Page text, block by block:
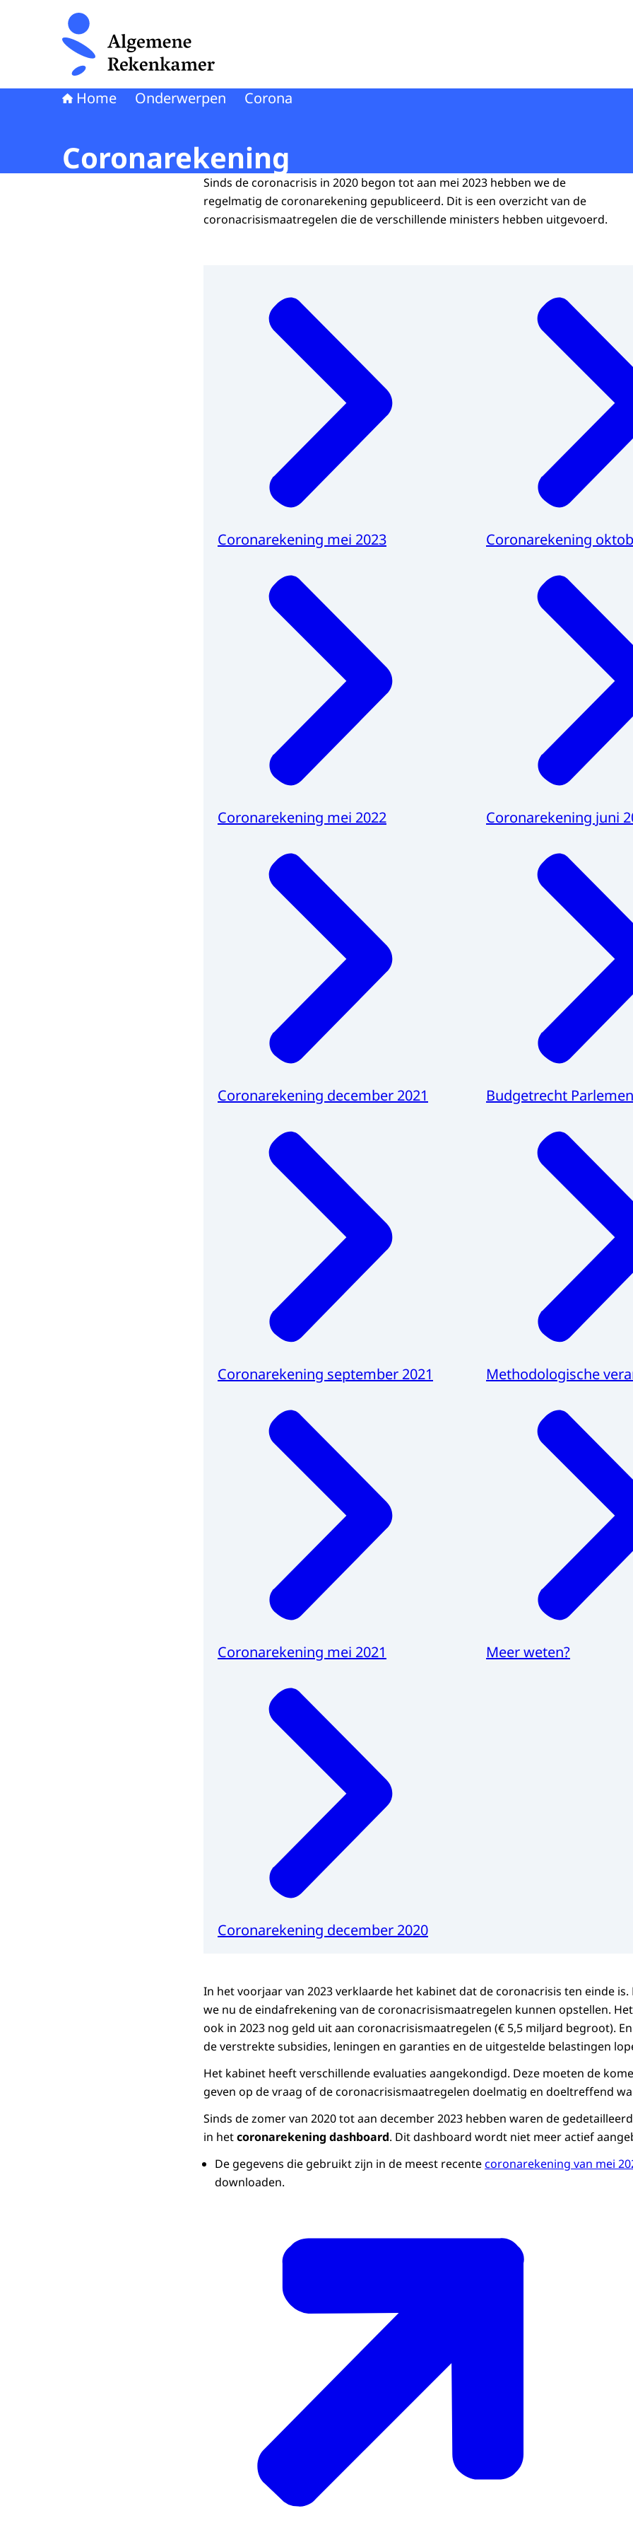
Naar de homepage van Algemene Rekenkamer
Home Onderwerpen Corona
Coronarekening
Sinds de coronacrisis in 2020 begon tot aan mei 2023 hebben we de
regelmatig de coronarekening gepubliceerd. Dit is een overzicht van de
coronacrisismaatregelen die de verschillende ministers hebben uitgevoerd.
Coronarekening mei 2023
Coronarekening mei 2022
Coronarekening december 2021
Coronarekening september 2021
Coronarekening mei 2021
Coronarekening december 2020
Coronarekening
Coronarekening juni
Budgetrecht
Methodologische
Meer weten?
In het voorjaar van 2023 verklaarde het kabinet dat de coronacrisis ten einde
we nu de eindafrekening van de coronacrisismaatregelen kunnen opstellen.
ook in 2023 nog geld uit aan coronacrisismaatregelen (€ 5,5 miljard begroot).
de verstrekte subsidies, leningen en garanties en de uitgestelde belastingen
Het kabinet heeft verschillende evaluaties aangekondigd. Deze moeten de
geven op de vraag of de coronacrisismaatregelen doelmatig en doeltreffend
Sinds de zomer van 2020 tot aan december 2023 hebben waren de
in hetcoronarekening dashboard. Dit dashboard wordt niet meer actief
De gegevens die gebruikt zijn in de meest recentecoronarekening van mei
downloaden.